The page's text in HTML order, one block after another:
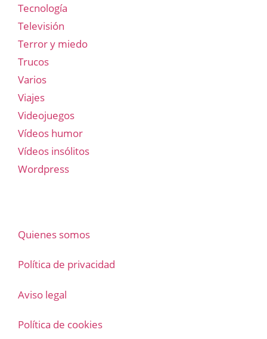
Tecnología
Televisión
Terror y miedo
Trucos
Varios
Viajes
Videojuegos
Vídeos humor
Vídeos insólitos
Wordpress
Quienes somos
Política de privacidad
Aviso legal
Política de cookies